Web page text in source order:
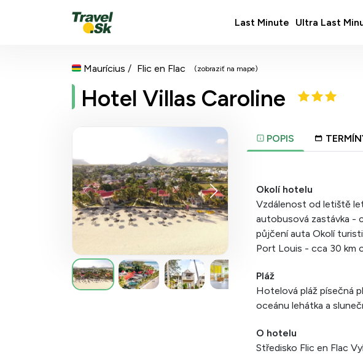
Last Minute Ultra Last
Maurícius Flic en Flac (zobraziť na mape)
Hotel Villas Caroline
POPIS
Okolí hotelu
Vzdálenost od letiště
autobusová zastávka -
půjčení auta Okolí
Port Louis - cca 30 km
Pláž
Hotelová pláž písečná
oceánu lehátka a
O hotelu
Středisko Flic en Flac